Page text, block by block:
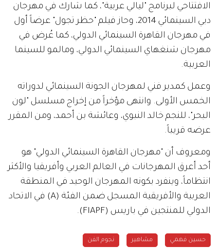
الافتتاحي لبرنامج "ليالي عربية"، كما شارك في مهرجان
دبي السينمائي 2014، وحاز فيلم "حظر تجول" عرضاً أول
في مهرجان القاهرة السينمائي الدولي، كما عُرض في
مهرجان شنغهاي السينمائي الدولي، ومالمو للسينما
العربية.
وعمل كمدير فني لمهرجان الجونة السينمائي لدوراته
الخمس الأولى. وانتهى مؤخراً من إخراج مسلسل "لون
البحر"، للنجم خالد النبوي، وعائشة بن أحمد، ومن المقرر
عرضه قريباً.
ومعروف أن "مهرجان القاهرة السينمائي الدولي" هو
أحد أعرق المهرجانات في العالم العربي وأفريقيا والأكثر
انتظاماً، وينفرد بكونه المهرجان الوحيد في المنطقة
العربية والأفريقية المسجل ضمن الفئة (A) في الاتحاد
الدولي للمنتجين في باريس (FIAPF).
حسين فهمي مشاهير نجوم الفن